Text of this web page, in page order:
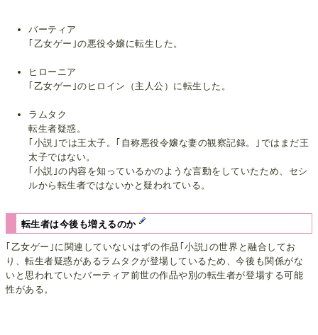
バーティア
｢乙女ゲー｣の悪役令嬢に転生した。
ヒローニア
｢乙女ゲー｣のヒロイン（主人公）に転生した。
ラムタク
転生者疑惑。
｢小説｣では王太子。｢自称悪役令嬢な妻の観察記録。｣ではまだ王
太子ではない。
｢小説｣の内容を知っているかのような言動をしていたため、セシ
ルから転生者ではないかと疑われている。
転生者は今後も増えるのか
｢乙女ゲー｣に関連していないはずの作品｢小説｣の世界と融合してお
り、転生者疑惑があるラムタクが登場しているため、今後も関係がな
いと思われていたバーティア前世の作品や別の転生者が登場する可能
性がある。